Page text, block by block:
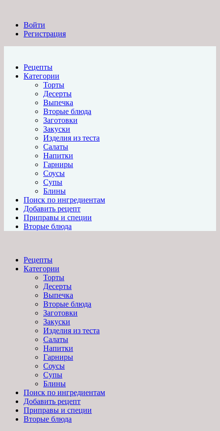
Войти
Регистрация
Рецепты
Категории
Торты
Десерты
Выпечка
Вторые блюда
Заготовки
Закуски
Изделия из теста
Салаты
Напитки
Гарниры
Соусы
Супы
Блины
Поиск по ингредиентам
Добавить рецепт
Приправы и специи
Вторые блюда
Рецепты
Категории
Торты
Десерты
Выпечка
Вторые блюда
Заготовки
Закуски
Изделия из теста
Салаты
Напитки
Гарниры
Соусы
Супы
Блины
Поиск по ингредиентам
Добавить рецепт
Приправы и специи
Вторые блюда